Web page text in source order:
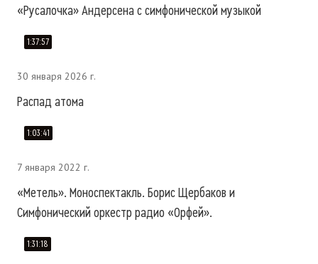
«Русалочка» Андерсена с симфонической музыкой
1:37:57
30 января 2026 г.
Распад атома
1:03:41
7 января 2022 г.
«Метель». Моноспектакль. Борис Щербаков и
Симфонический оркестр радио «Орфей».
1:31:18